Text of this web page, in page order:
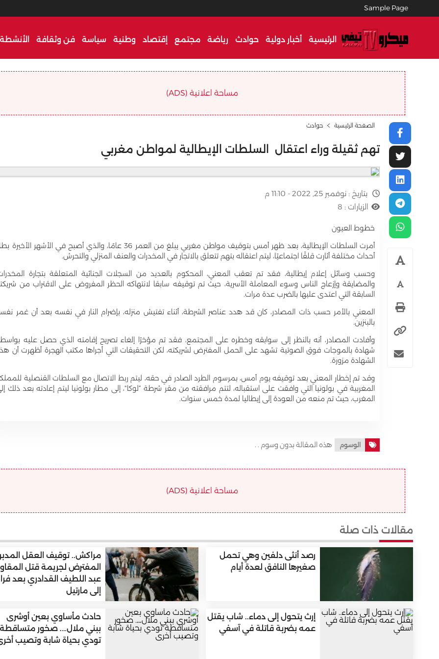
Sample Page
الرئيسية أخبار دولية حوادث رياضة مجتمع إقتصاد وطنية سياسة فن وثقافة
مساحة اعلانية (ADS)
الصفحة الرئيسية حوادث
تهم ثقيلة وراء اعتقال السلطات الإيطالية لمواطن مغربي
بتاريخ : نوفمبر 25, 2022 - 11:10 م
الزيارات : 8
خطوط العيون
أمرت السلطات الإيطالية، بعد ظهر أمس بتوقيف مواطن مغربي يبلغ من العمر 36 عامًا، والذي أصبح في الأشهر
أحداث مختلفة أثارت قلقًا اجتماعيًا، ليتم اعتقاله بتهم تتعلق بالاتجار في المخدرات والعنف المنزلي والتحرش.
وحسب وسائل إعلام إيطالية، فقد تم تعقب المعني، المحكوم بالعديد من السجلات الجنائية المتعلقة بتجارة
والمضايقة وإزعاج الناس وسوء المعاملة الأسرية، حيث تم توقيفه سابقا لانتهاكه الحظر المفروض على الاقتراب من
السابقة التي اعتدى عليها بالضرب عدة مرات.
المعني بالأمر حسب ذات المصادر، كان قد هدد عناصر الشرطة، أثناء تفتيش منزله، بإضرام النار في نفسه بعد أن غمر
بالبنزين.
وأفادت المصادر، أنه بالنظر إلى سوابقه وخطره على المجتمع، فقد تم مؤخرًا إلغاء تصريح إقامته الذي حصل عليه
شهادة بالموجات فوق الصوتية تشهد على الحمل المفترض لشريكته، لكن التحقيقات التي أجراها مكتب الهجرة أظهرت أن
الشهادة مزورة.
وقد تم إخطار المعني بعد توقيفه يوم أمس، بمرسوم الطرد الصادر في حقه، ليتم ربط الاتصال مع السلطات القنصلية
المغربية في بولونيا التي وافقت على استقباله، لتتم مرافقته من مقر شرطة “لوكا”، إلى مطار بولونيا ليتم إعادته بعد ذلك
المغرب، حيث تم منعه من العودة إلى إيطاليا لمدة خمس سنوات.
الوسوم هذه المقالة بدون وسوم . .
مساحة اعلانية (ADS)
مقالات ذات صلة
رصد أنثى دلفين وهي تحمل
صغيرها النافق لعدة أيام
مراكش.. توقيف العقل
المفترض لجريمة قتل
عبد اللطيف القدادري بعد
إلى مارتيل
إرث يتحول إلى دماء.. شاب يقتل
عمه بضربة قاتلة في آسفي
حادث مأساوي بعين أوشرى
ببني ملال…. صخور
تودي بحياة شابة وتصيب